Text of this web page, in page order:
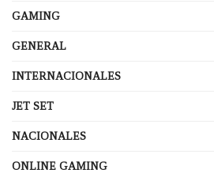
GAMING
GENERAL
INTERNACIONALES
JET SET
NACIONALES
ONLINE GAMING